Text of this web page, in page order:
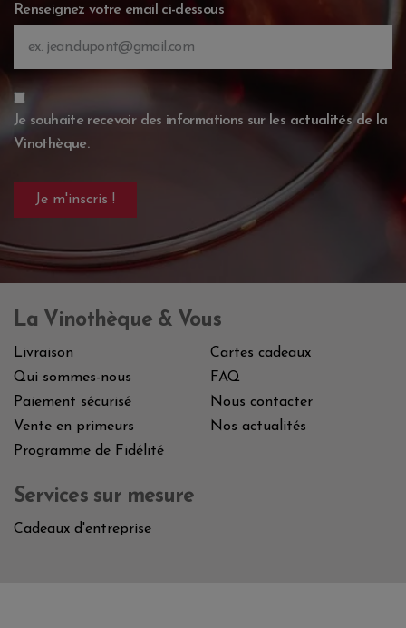
Renseignez votre email ci-dessous
Je souhaite recevoir des informations sur les actualités de la
Vinothèque.
La Vinothèque & Vous
Livraison
Qui sommes-nous
Paiement sécurisé
Vente en primeurs
Programme de Fidélité
Cartes cadeaux
FAQ
Nous contacter
Nos actualités
Services sur mesure
Cadeaux d'entreprise